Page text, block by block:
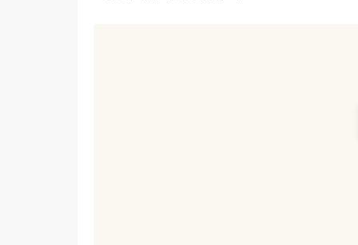
我们凭借专业的团队、高效的物流配送体系，为客
孝感市衡常安商贸有限责任公司始终秉持诚信经营